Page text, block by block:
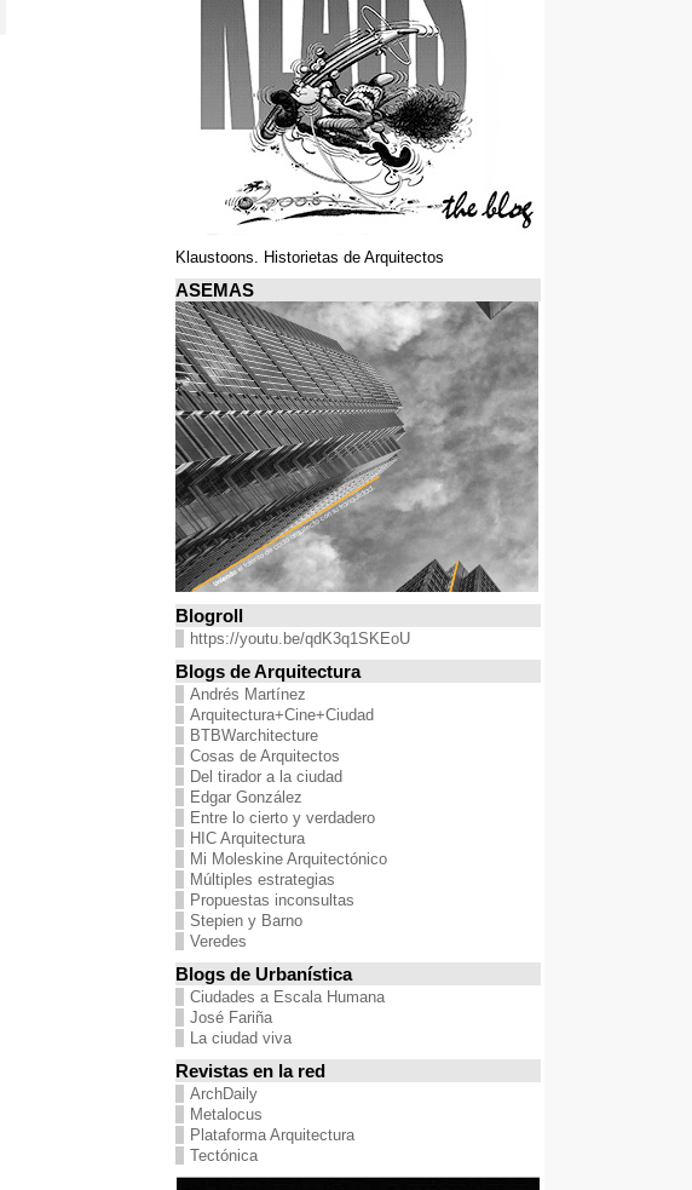
Klaustoons. Historietas de Arquitectos
ASEMAS
Blogroll
https://youtu.be/qdK3q1SKEoU
Blogs de Arquitectura
Andrés Martínez
Arquitectura+Cine+Ciudad
BTBWarchitecture
Cosas de Arquitectos
Del tirador a la ciudad
Edgar González
Entre lo cierto y verdadero
HIC Arquitectura
Mi Moleskine Arquitectónico
Múltiples estrategias
Propuestas inconsultas
Stepien y Barno
Veredes
Blogs de Urbanística
Ciudades a Escala Humana
José Fariña
La ciudad viva
Revistas en la red
ArchDaily
Metalocus
Plataforma Arquitectura
Tectónica